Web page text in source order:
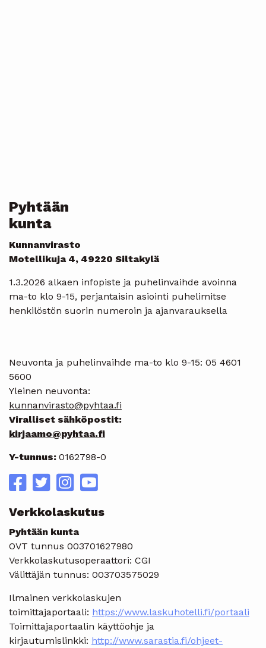
Pyhtään
kunta
Kunnanvirasto
Motellikuja 4, 49220 Siltakylä
1.3.2026 alkaen infopiste ja puhelinvaihde avoinna
ma-to klo 9-15, perjantaisin asiointi puhelimitse
henkilöstön suorin numeroin ja ajanvarauksella
Neuvonta ja puhelinvaihde ma-to klo 9-15: 05 4601
5600
Yleinen neuvonta:
kunnanvirasto@pyhtaa.fi
Viralliset sähköpostit:
kirjaamo@pyhtaa.fi
Y-tunnus: 0162798-0
Verkkolaskutus
Pyhtään kunta
OVT tunnus 003701627980
Verkkolaskutusoperaattori: CGI
Välittäjän tunnus: 003703575029
Ilmainen verkkolaskujen
toimittajaportaali: https://www.laskuhotelli.fi/portaali
Toimittajaportaalin käyttöohje ja
kirjautumislinkki: http://www.sarastia.fi/ohjeet-